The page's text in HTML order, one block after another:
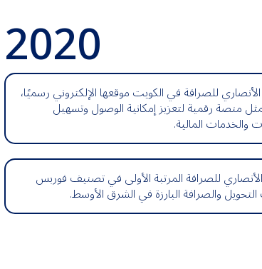
2020
للصرافة في الكويت موقعها الإلكتروني رسميًا،
منصة رقمية لتعزيز إمكانية الوصول وتسهيل
والخدمات المالية.
للصرافة المرتبة الأولى في تصنيف فوربس
والصرافة البارزة في الشرق الأوسط.